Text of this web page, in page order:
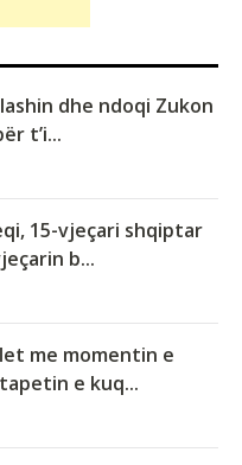
dhe ndoqi Zukon
t’i...
15-vjeçari shqiptar
b...
me momentin e
e kuq...